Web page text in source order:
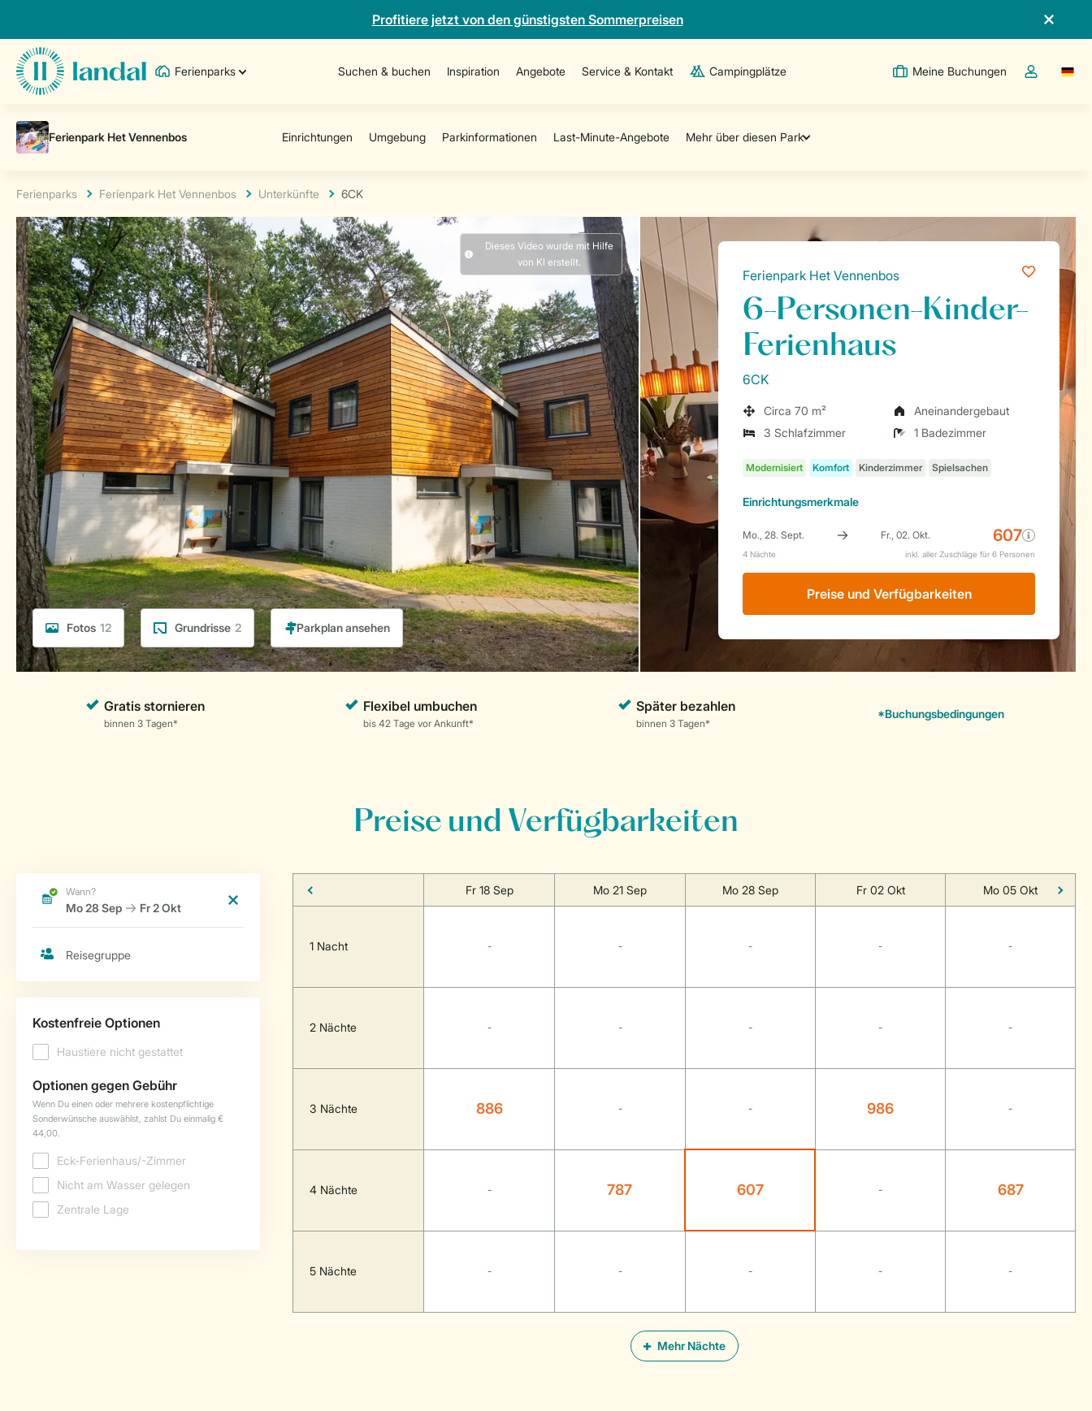
Profitiere jetzt von den günstigsten Sommerpreisen
Ferienparks Suchen & buchen Inspiration Angebote Service & Kontakt Campingplätze Meine Buchungen
Dropdown-
Ferienparks Ferienpark Het Vennenbos Unterkünfte 6CK
Fotos 12 Grundrisse 2
Ferienpark Het Vennenbos
6-Personen-Kinder-
Ferienhaus
6CK
Circa 70 m²
Aneinandergebaut
3 Schlafzimmer
1 Badezimmer
Einrichtungsmerkmale
Preise und Verfügbarkeiten
Preise und Verfügbarkeiten
Mehr Nächte
Fr 18 Sep Mo 21 Sep Mo 28 Sep Fr 02 Okt Mo 05 Okt
1 Nacht - - - - -
2 Nächte - - - - -
3 Nächte 886 - - 986 -
4 Nächte - 787 607 - 687
5 Nächte - - - - -